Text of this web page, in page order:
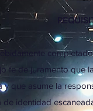
fe de juramento
y que asume la
de identidad